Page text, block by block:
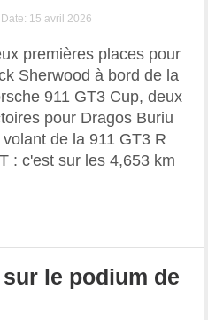
Date: 15 avril 2026
premières places pour
Sherwood à bord de la
911 GT3 Cup, deux
pour Dragos Buriu
volant de la 911 GT3 R
: c'est sur les 4,653 km
le podium de